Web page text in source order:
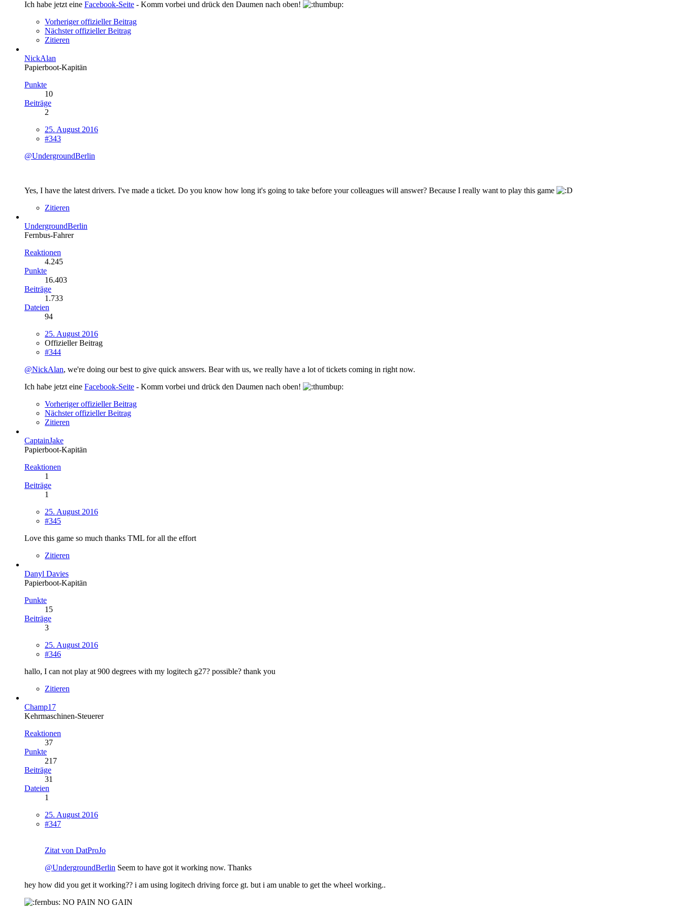
Ich habe jetzt eine Facebook-Seite - Komm vorbei und drück den Daumen nach oben!
Vorheriger offizieller Beitrag
Nächster offizieller Beitrag
Zitieren
NickAlan
Papierboot-Kapitän
Punkte
10
Beiträge
2
25. August 2016
#343
@UndergroundBerlin
Yes, I have the latest drivers. I've made a ticket. Do you know how long it's going to take before your colleagues will answer? Because I really want to play this game
Zitieren
UndergroundBerlin
Fernbus-Fahrer
Reaktionen
4.245
Punkte
16.403
Beiträge
1.733
Dateien
94
25. August 2016
Offizieller Beitrag
#344
@NickAlan, we're doing our best to give quick answers. Bear with us, we really have a lot of tickets coming in right now.
Ich habe jetzt eine Facebook-Seite - Komm vorbei und drück den Daumen nach oben!
Vorheriger offizieller Beitrag
Nächster offizieller Beitrag
Zitieren
CaptainJake
Papierboot-Kapitän
Reaktionen
1
Beiträge
1
25. August 2016
#345
Love this game so much thanks TML for all the effort
Zitieren
Danyl Davies
Papierboot-Kapitän
Punkte
15
Beiträge
3
25. August 2016
#346
hallo, I can not play at 900 degrees with my logitech g27? possible? thank you
Zitieren
Champ17
Kehrmaschinen-Steuerer
Reaktionen
37
Punkte
217
Beiträge
31
Dateien
1
25. August 2016
#347
Zitat von DatProJo
@UndergroundBerlin Seem to have got it working now. Thanks
hey how did you get it working?? i am using logitech driving force gt. but i am unable to get the wheel working..
NO PAIN NO GAIN